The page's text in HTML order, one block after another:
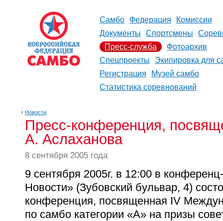
Самбо Федерация
Комиссии
Документы
Спортсмены
Пресс-служба
Фотоархив
Спецпроекты
Экипировка для
Регистрация
Музей самбо
Статистика соревнований
↑ Новости
Пресс-конференция,
А. Аслаханова
8 сентября 2005 года
9 сентября 2005г. в 12:00 в
Новости» (Зубовский бульвар, 4)
конференция, посвященная IV
по самбо категории «А» на призы